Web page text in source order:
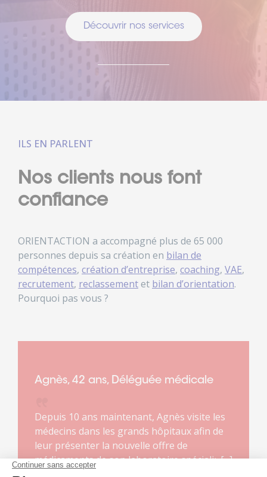
Découvrir nos services
ILS EN PARLENT
Nos clients nous font
confiance
ORIENTACTION a accompagné plus de 65 000
personnes depuis sa création en bilan de
compétences, création d’entreprise, coaching, VAE,
recrutement, reclassementet bilan d’orientation.
Pourquoi pas vous ?
Agnès, 42 ans, Déléguée médicale
Depuis 10 ans maintenant, Agnès visite les
médecins dans les grands hôpitaux afin de
leur présenter la nouvelle offre de
médicaments de son laboratoire spécialisé